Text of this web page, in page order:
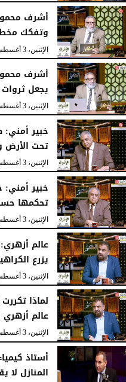
الثلاثاء، 4 أغسطس 2026
أشرف
وتفكك
الإثنين، 3 أغسطس 2026
أشرف
يجعل
الإثنين، 3 أغسطس 2026
خبير
تحت الأرض
الإثنين، 3 أغسطس 2026
خبير أمني:
تحكمها حسابات
الإثنين، 3 أغسطس 2026
عالم
يزرع
الإثنين، 3 أغسطس 2026
لماذا
عالم
الإثنين، 3 أغسطس 2026
أستاذ
المنازل